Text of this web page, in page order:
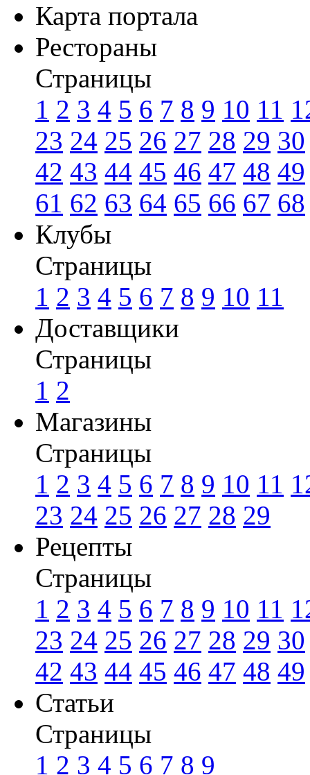
Карта портала
Рестораны
Страницы
1 2 3 4 5 6 7 8 9 10 11
23 24 25 26 27 28 29 30
42 43 44 45 46 47 48 49
61 62 63 64 65 66 67 68
Клубы
Страницы
1 2 3 4 5 6 7 8 9 10 11
Доставщики
Страницы
1 2
Магазины
Страницы
1 2 3 4 5 6 7 8 9 10 11
23 24 25 26 27 28 29
Рецепты
Страницы
1 2 3 4 5 6 7 8 9 10 11
23 24 25 26 27 28 29 30
42 43 44 45 46 47 48 49
Статьи
Страницы
1 2 3 4 5 6 7 8 9